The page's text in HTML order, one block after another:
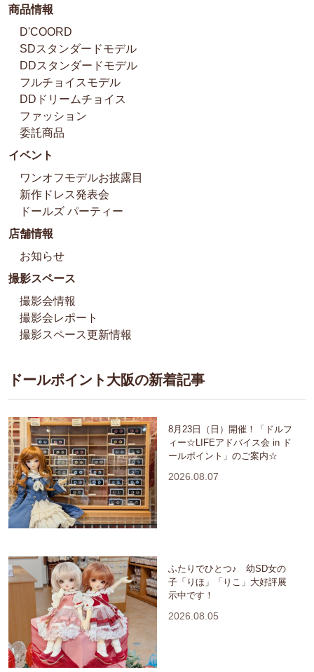
商品情報
D'COORD
SDスタンダードモデル
DDスタンダードモデル
フルチョイスモデル
DDドリームチョイス
ファッション
委託商品
イベント
ワンオフモデルお披露目
新作ドレス発表会
ドールズ パーティー
店舗情報
お知らせ
撮影スペース
撮影会情報
撮影会レポート
撮影スペース更新情報
ドールポイント大阪の新着記事
8月23日（日）開催！「ドルフ
ィー☆LIFEアドバイス会 in ド
ールポイント」のご案内☆
2026.08.07
ふたりでひとつ♪ 幼SD女の
子「りほ」「りこ」大好評展
示中です！
2026.08.05